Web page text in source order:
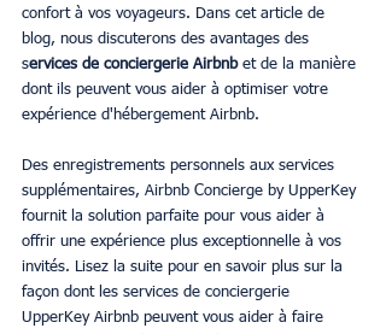
confort à vos voyageurs. Dans cet article de
blog, nous discuterons des avantages des
services de conciergerie Airbnb et de la manière
dont ils peuvent vous aider à optimiser votre
expérience d'hébergement Airbnb.
Des enregistrements personnels aux services
supplémentaires, Airbnb Concierge by UpperKey
fournit la solution parfaite pour vous aider à
offrir une expérience plus exceptionnelle à vos
invités. Lisez la suite pour en savoir plus sur la
façon dont les services de conciergerie
UpperKey Airbnb peuvent vous aider à faire